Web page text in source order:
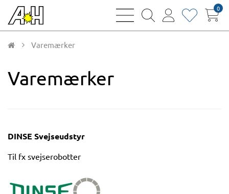
bars
magnifying
user
heart0
Varemærker
Varemærker
DINSE Svejseudstyr
Til fx svejserobotter